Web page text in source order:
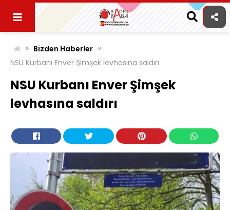
content
» Bizden Haberler »
NSU Kurbanı Enver Şimşek levhasına saldırı
NSU Kurbanı Enver Şimşek
levhasına saldırı